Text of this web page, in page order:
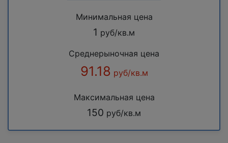
Минимальная цена
1 руб/кв.м
Среднерыночная цена
91.18 руб/кв.м
Максимальная цена
150 руб/кв.м